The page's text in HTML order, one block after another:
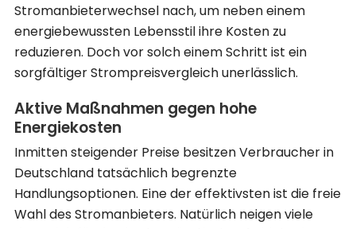
Stromanbieterwechsel nach, um neben einem
energiebewussten Lebensstil ihre Kosten zu
reduzieren. Doch vor solch einem Schritt ist ein
sorgfältiger Strompreisvergleich unerlässlich.
Aktive Maßnahmen gegen hohe
Energiekosten
Inmitten steigender Preise besitzen Verbraucher in
Deutschland tatsächlich begrenzte
Handlungsoptionen. Eine der effektivsten ist die freie
Wahl des Stromanbieters. Natürlich neigen viele